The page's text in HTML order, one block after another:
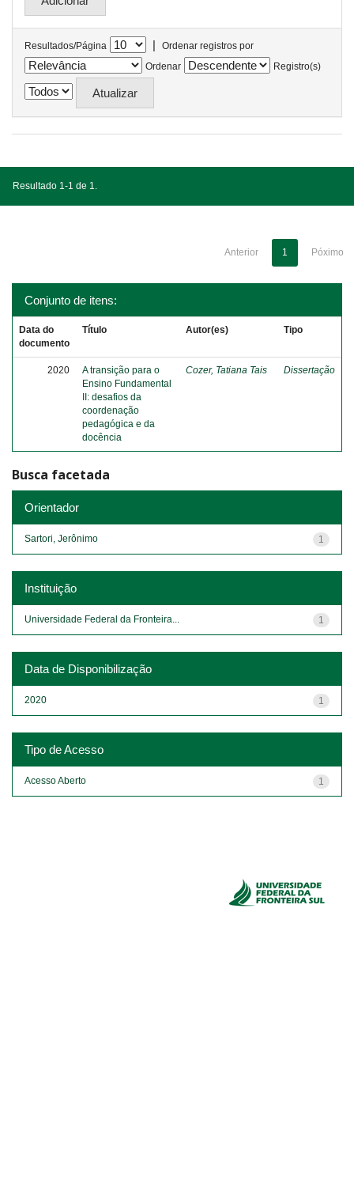
Resultados/Página |
Ordenar registros por
Ordenar
Registro(s)
Resultado 1-1 de 1.
Anterior 1 Póximo
Conjunto de itens:
Data do
documento
Título Autor(es) Tipo
2020
A transição para o
Ensino Fundamental
II: desafios da
coordenação
pedagógica e da
docência
Cozer, Tatiana Tais Dissertação
Busca facetada
Orientador
1
Sartori, Jerônimo
Instituição
1
Universidade Federal da Fronteira...
Data de Disponibilização
1
2020
Tipo de Acesso
1
Acesso Aberto